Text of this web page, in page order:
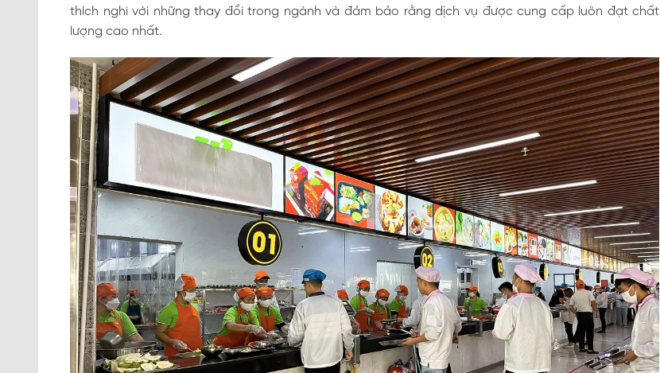
thích nghi với những thay đổi trong ngành và đảm bảo rằng dịch vụ được cung cấp luôn đạt chất
lượng cao nhất.